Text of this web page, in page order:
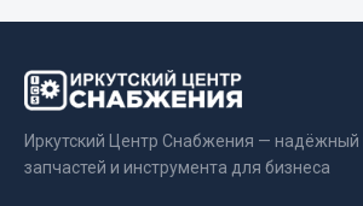
Подвеска
Система выпуска газа
Сцепление
Иркутский Центр Снабжения —
запчастей и инструмента для бизнеса